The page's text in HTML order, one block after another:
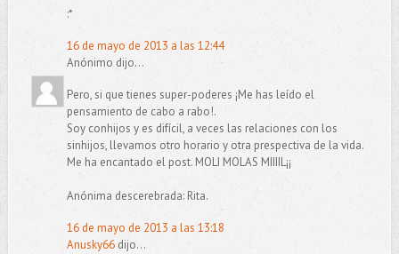
:*
16 de mayo de 2013 a las 12:44
Anónimo dijo...
Pero, si que tienes super-poderes ¡Me has leído el
pensamiento de cabo a rabo!.
Soy conhijos y es difícil, a veces las relaciones con los
sinhijos, llevamos otro horario y otra prespectiva de la vida.
Me ha encantado el post. MOLI MOLAS MIIIIL¡¡
Anónima descerebrada: Rita.
16 de mayo de 2013 a las 13:18
Anusky66dijo...